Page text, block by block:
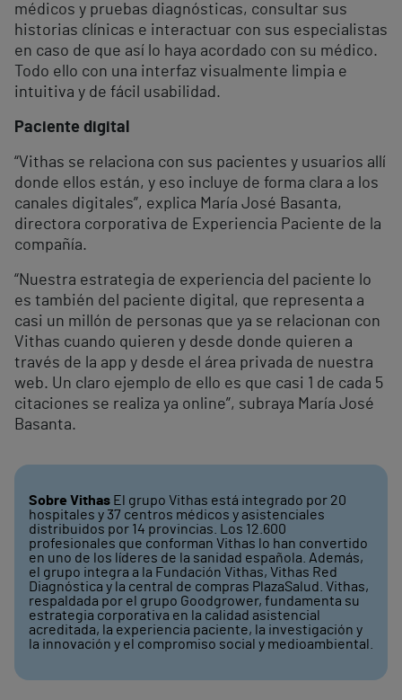
médicos y pruebas diagnósticas, consultar sus
historias clínicas e interactuar con sus especialistas
en caso de que así lo haya acordado con su médico.
Todo ello con una interfaz visualmente limpia e
intuitiva y de fácil usabilidad.
Paciente digital
“Vithas se relaciona con sus pacientes y usuarios allí
donde ellos están, y eso incluye de forma clara a los
canales digitales”, explica María José Basanta,
directora corporativa de Experiencia Paciente de la
compañía.
“Nuestra estrategia de experiencia del paciente lo
es también del paciente digital, que representa a
casi un millón de personas que ya se relacionan con
Vithas cuando quieren y desde donde quieren a
través de la app y desde el área privada de nuestra
web. Un claro ejemplo de ello es que casi 1 de cada 5
citaciones se realiza ya online”, subraya María José
Basanta.
Sobre Vithas El grupo Vithas está integrado por 20
hospitales y 37 centros médicos y asistenciales
distribuidos por 14 provincias. Los 12.600
profesionales que conforman Vithas lo han convertido
en uno de los líderes de la sanidad española. Además,
el grupo integra a la Fundación Vithas, Vithas Red
Diagnóstica y la central de compras PlazaSalud. Vithas,
respaldada por el grupo Goodgrower, fundamenta su
estrategia corporativa en la calidad asistencial
acreditada, la experiencia paciente, la investigación y
la innovación y el compromiso social y medioambiental.